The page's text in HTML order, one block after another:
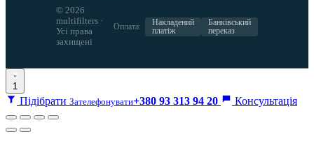
© 2026
multifilters ·
Усі права
захищені
Оплата:
Накладений
платіж
Банківський
переказ
1
Підібрати Зателефонувати+380 93 313 94 20 Консультація